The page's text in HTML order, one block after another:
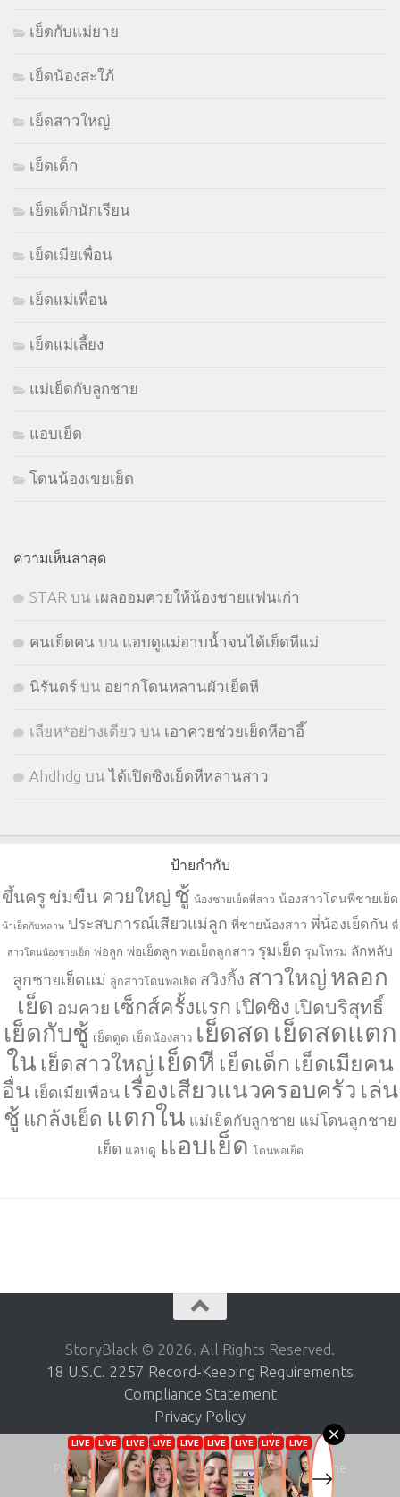
เย็ดกับแม่ยาย
เย็ดน้องสะใภ้
เย็ดสาวใหญ่
เย็ดเด็ก
เย็ดเด็กนักเรียน
เย็ดเมียเพื่อน
เย็ดแม่เพื่อน
เย็ดแม่เลี้ยง
แม่เย็ดกับลูกชาย
แอบเย็ด
โดนน้องเขยเย็ด
ความเห็นล่าสุด
STㅤAR บน เผลออมควยให้น้องชายแฟนเก่า
คนเย็ดคน บน แอบดูแม่อาบน้ำจนได้เย็ดหีแม่
นิรันดร์ บน อยากโดนหลานผัวเย็ดหี
เลียห*อย่างเดียว บน เอาควยช่วยเย็ดหีอาอี๊
Ahdhdg บนได้เปิดซิงเย็ดหีหลานสาว
ป้ายกำกับ
ขึ้นครู ข่มขืน ควยใหญ่ ชู้ น้องชายเย็ดพี่สาว น้องสาวโดนพี่ชายเย็ด
น้าเย็ดกับหลาน ประสบการณ์เสียวแม่ลูก พี่ชายน้องสาว พี่น้องเย็ดกัน พี่
สาวโดนน้องชายเย็ด พ่อลูก พ่อเย็ดลูก พ่อเย็ดลูกสาว รุมเย็ด รุมโทรม ลักหลับ
ลูกชายเย็ดแม่ ลูกสาวโดนพ่อเย็ด สวิงกิ้ง สาวใหญ่ หลอก
เย็ด อมควย เซ็กส์ครั้งแรก เปิดซิง เปิดบริสุทธิ์
เย็ดกับชู้ เย็ดตูด เย็ดน้องสาว เย็ดสด เย็ดสดแตก
ใน เย็ดสาวใหญ่ เย็ดหี เย็ดเด็ก เย็ดเมียคน
อื่น เย็ดเมียเพื่อน เรื่องเสียวแนวครอบครัว เล่น
ชู้ แกล้งเย็ด แตกใน แม่เย็ดกับลูกชาย แม่โดนลูกชาย
เย็ด แอบดู แอบเย็ด โดนพ่อเย็ด
StoryBlack © 2026. All Rights Reserved.
18 U.S.C. 2257 Record-Keeping Requirements
Compliance Statement
Privacy Policy
Contact :Storyincst@gmail.com
Powered by - Designed with theHueman theme